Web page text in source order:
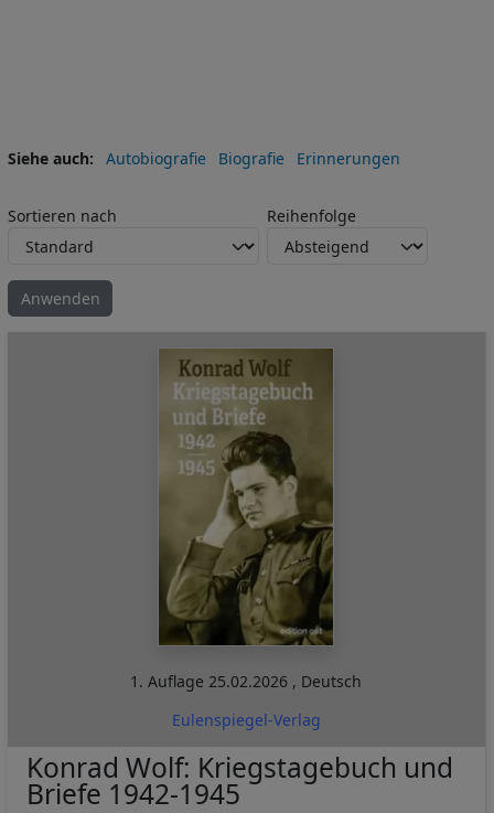
Siehe auch Autobiografie Biografie Erinnerungen
Sortieren nach Reihenfolge
1. Auflage25.02.2026 , Deutsch
Eulenspiegel-Verlag
Konrad Wolf: Kriegstagebuch und
Briefe 1942-1945